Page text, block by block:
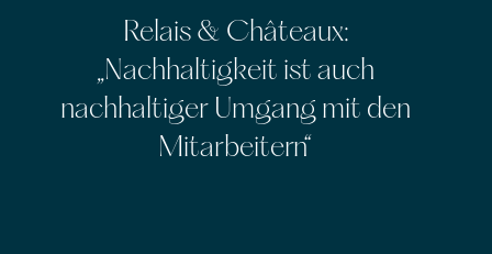
Relais & Châteaux:
„Nachhaltigkeit ist auch
nachhaltiger Umgang mit den
Mitarbeitern“